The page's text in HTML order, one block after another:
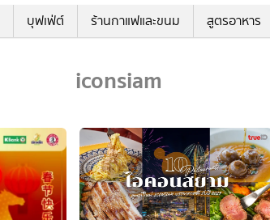
บุฟเฟ่ต์ ร้านกาแฟและขนม สูตรอาหาร
iconsiam